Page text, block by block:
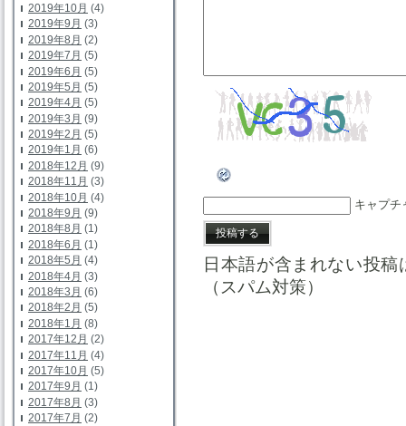
2019年10月 (4)
2019年9月 (3)
2019年8月 (2)
2019年7月 (5)
2019年6月 (5)
2019年5月 (5)
2019年4月 (5)
2019年3月 (9)
2019年2月 (5)
2019年1月 (6)
2018年12月 (9)
2018年11月 (3)
2018年10月 (4)
2018年9月 (9)
2018年8月 (1)
2018年6月 (1)
2018年5月 (4)
2018年4月 (3)
2018年3月 (6)
2018年2月 (5)
2018年1月 (8)
2017年12月 (2)
2017年11月 (4)
2017年10月 (5)
2017年9月 (1)
2017年8月 (3)
2017年7月 (2)
キャプチ
日本語が含まれない投
（スパム対策）